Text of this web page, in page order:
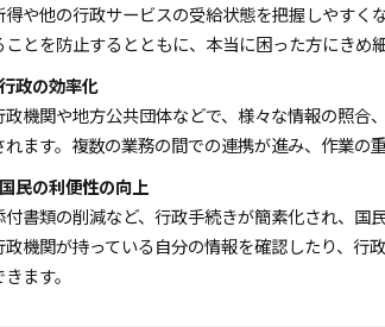
や他の行政サービスの受給状態を把握しやすく
ことを防止するとともに、本当に困った方にきめ
政の効率化
機関や地方公共団体などで、様々な情報の照合
れます。複数の業務の間での連携が進み、作業の
民の利便性の向上
書類の削減など、行政手続きが簡素化され、国
機関が持っている自分の情報を確認したり、行
ます。